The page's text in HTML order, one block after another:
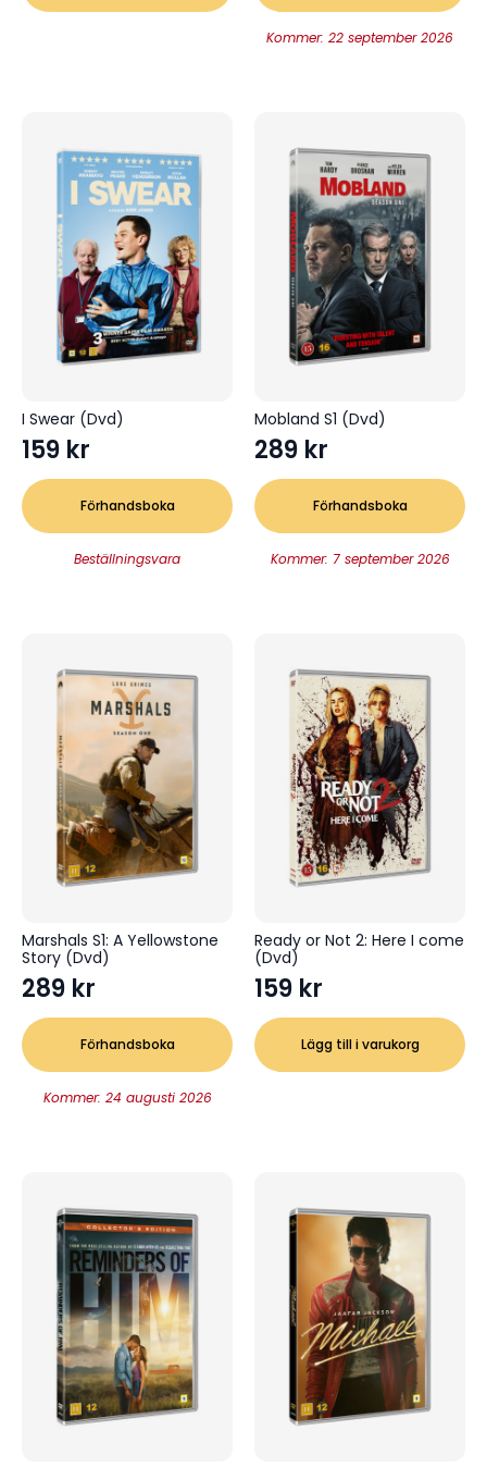
Kommer: 22 september 2026
I Swear (Dvd)
159 kr
Förhandsboka
Beställningsvara
Mobland S1 (Dvd)
289 kr
Förhandsboka
Kommer: 7 september 2026
Marshals S1: A Yellowstone
Story (Dvd)
289 kr
Förhandsboka
Kommer: 24 augusti 2026
Ready or Not 2: Here I come
(Dvd)
159 kr
Lägg till i varukorg